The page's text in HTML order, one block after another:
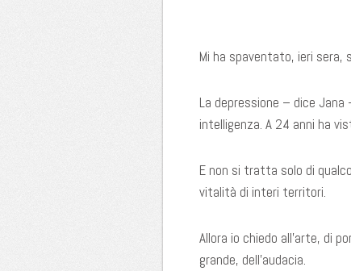
Mi ha spaventato, ieri
La depressione – dice Jana
intelligenza. A 24 anni ha
E non si tratta solo di
vitalità di interi territori.
Allora io chiedo all’arte, di
grande, dell’audacia.